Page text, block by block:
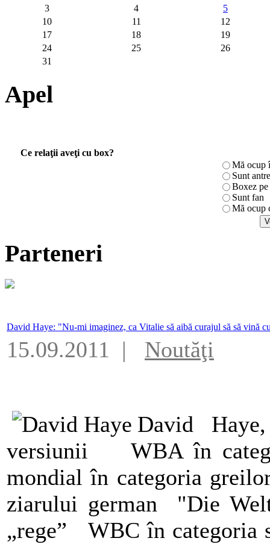
3 4
5
10
11
12
17
18
19
24
25
26
31
Apel
Ce relaţii aveţi cu box?
Mă ocup
Sunt
Boxez
Sunt fan
Mă ocup
Parteneri
David Haye: "Nu-mi imaginez, ca Vitalie să aibă curajul să să vină
15.09.2011 | Noutăţi
David
versiunii WBA în
mondial în categoria
ziarului german "Die
„rege” WBC în categoria